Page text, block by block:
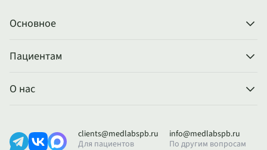
Основное
Пациентам
О нас
clients@medlabspb.ru
Для пациентов
info@medlabspb.ru
По другим вопросам